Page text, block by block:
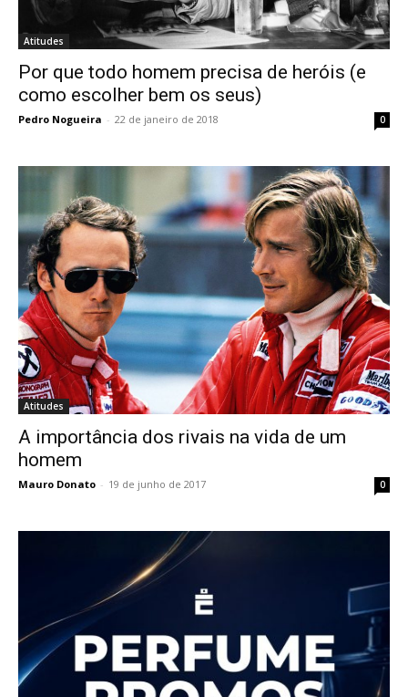
Atitudes
Por que todo homem precisa de heróis (e
como escolher bem os seus)
Pedro Nogueira - 22 de janeiro de 2018 0
Atitudes
A importância dos rivais na vida de um
homem
Mauro Donato - 19 de junho de 2017 0